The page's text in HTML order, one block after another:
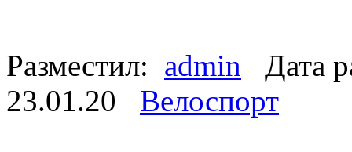
Разместил: admin Дата
23.01.20 Велоспорт